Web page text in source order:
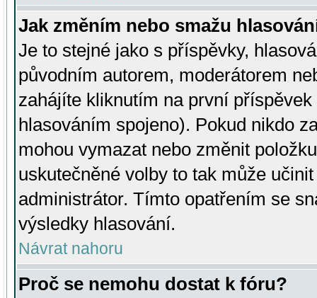
Jak změním nebo smažu
Je to stejné jako s příspěvky,
původním autorem, moderátorem
zahájíte kliknutím na první
hlasováním spojeno). Pokud nikdo
mohou vymazat nebo změnit
uskutečněné volby to tak může
administrátor. Tímto opatřením se
výsledky hlasování.
Návrat nahoru
Proč se nemohu dostat k fóru?